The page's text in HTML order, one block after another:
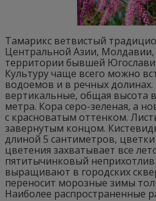
Тамарикс ветвистый
Центральной Азии, Молдавии,
территории бывшей
Культуру чаще всего можно
водоемов и в речных долинах.
вертикальные, общая высота
метра. Кора серо-зеленая, а
с красноватым оттенком.
завернутым концом.
длиной 5 сантиметров,
цветения захватывает все
пятитычинковый неприхотлив
выращивают в городских
переносит морозные зимы
Наиболее распространенные